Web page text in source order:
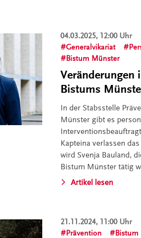
04.03.2025, 12:00 Uhr
Generalvikariat
Bistum Münster
Veränderungen
Bistums
In der Stabsstelle
Münster gibt es
Kapteina verlassen
wird Svenja Bauland,
Bistum Münster tätig
Artikel lesen
21.11.2024, 11:00 Uhr
Prävention